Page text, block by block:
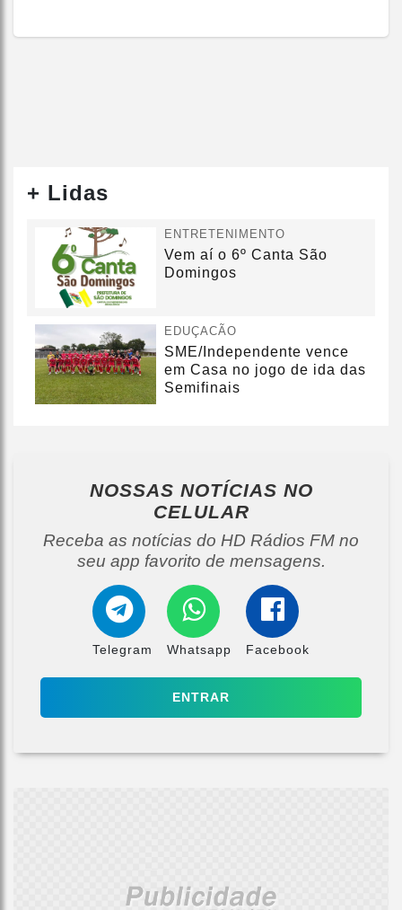
+ Lidas
ENTRETENIMENTO
Vem aí o 6º Canta São
Domingos
EDUÇACÃO
SME/Independente vence
em Casa no jogo de ida das
Semifinais
NOSSAS NOTÍCIAS NO
CELULAR
Receba as notícias do HD Rádios FM no
seu app favorito de mensagens.
Telegram Whatsapp Facebook
ENTRAR